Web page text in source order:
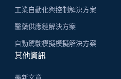
工業自動化與控制解決方案
醫藥供應鏈解決方案
自動駕駛模擬模擬解決方案
其他資訊